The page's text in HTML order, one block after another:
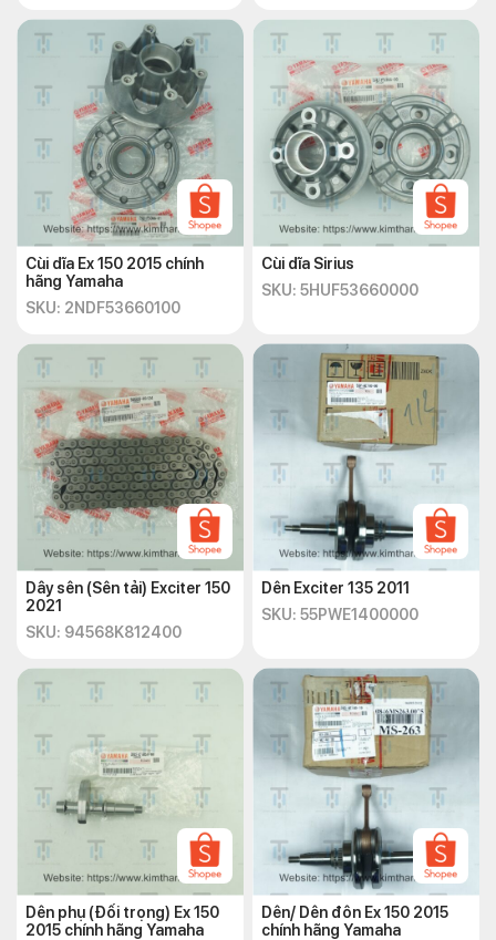
Cùi dĩa Ex 150 2015 chính
hãng Yamaha
SKU: 2NDF53660100
Cùi dĩa Sirius
SKU: 5HUF53660000
Dây sên (Sên tải) Exciter 150
2021
SKU: 94568K812400
Dên Exciter 135 2011
SKU: 55PWE1400000
Dên phụ (Đối trọng) Ex 150
2015 chính hãng Yamaha
Dên/ Dên đôn Ex 150 2015
chính hãng Yamaha